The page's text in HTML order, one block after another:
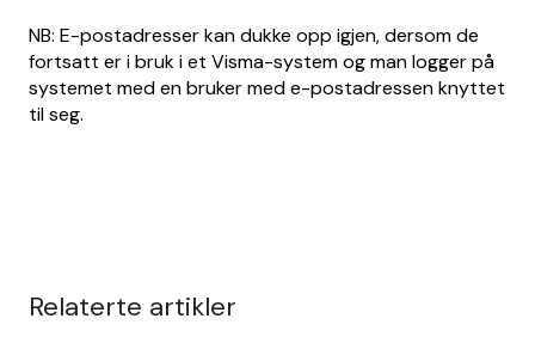
NB: E-postadresser kan dukke opp igjen, dersom de
fortsatt er i bruk i et Visma-system og man logger på
systemet med en bruker med e-postadressen knyttet
til seg.
Relaterte artikler